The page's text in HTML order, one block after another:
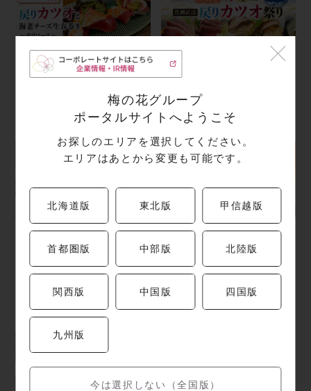
梅の花グループ
ポータルサイトへようこそ
お探しのエリアを選択してください。
エリアはあとから変更も可能です。
北海道版 東北版 甲信越版
首都圏版 中部版 北陸版
関西版 中国版 四国版
九州版
今は選択しない（全国版）
カツオ×海老×チーズが
奇跡の融合！ 濃厚な旨
かに楽しむ「創作生春
【8月限定】ねっとり濃
全4品がスタート！
最初の一口で心が解け
る。九段・熊谷・朝霞
台の個性が光る「職人
仕込み」のお通し三選
横浜・新浦安で今夜ひ
らく、特別な味覚。 豊
洲市場直送・肉厚ぶり
の照り焼き＆じゃが酒
盗バターの限定裏メニ
ュー